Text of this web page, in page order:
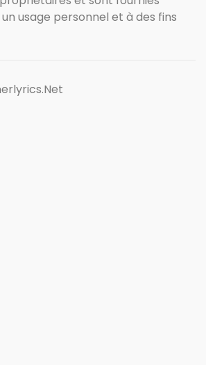
usage personnel et à des fins